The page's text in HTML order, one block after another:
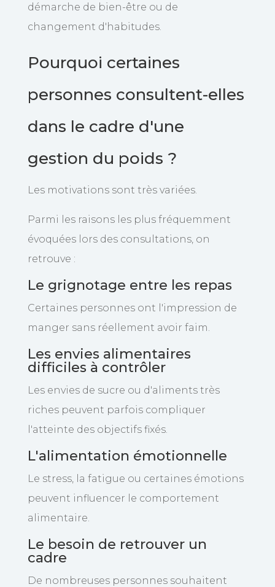
démarche de bien-être ou de
changement d'habitudes.
Pourquoi certaines
personnes consultent-elles
dans le cadre d'une
gestion du poids ?
Les motivations sont très variées.
Parmi les raisons les plus fréquemment
évoquées lors des consultations, on
retrouve :
Le grignotage entre les repas
Certaines personnes ont l'impression de
manger sans réellement avoir faim.
Les envies alimentaires
difficiles à contrôler
Les envies de sucre ou d'aliments très
riches peuvent parfois compliquer
l'atteinte des objectifs fixés.
L'alimentation émotionnelle
Le stress, la fatigue ou certaines émotions
peuvent influencer le comportement
alimentaire.
Le besoin de retrouver un
cadre
De nombreuses personnes souhaitent